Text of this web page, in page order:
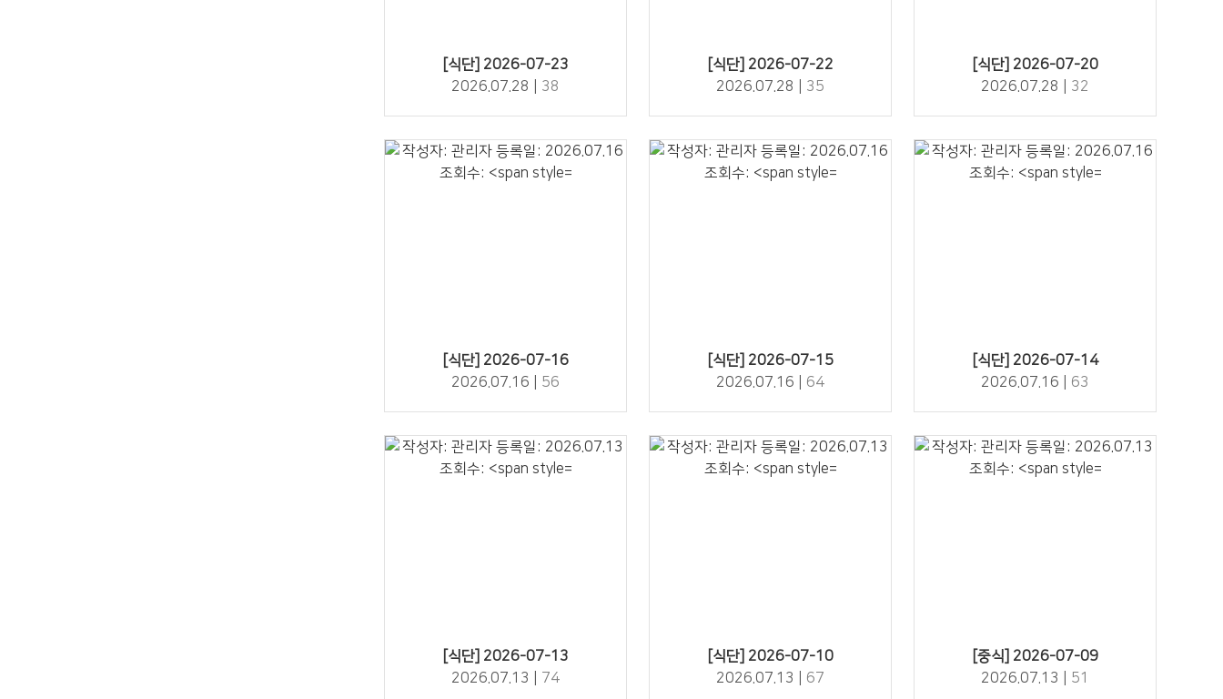
[식단] 2026-07-23
2026.07.28 | 38
[식단] 2026-07-22
2026.07.28 | 35
[식단] 2026-07-20
2026.07.28 | 32
[식단] 2026-07-16
2026.07.16 | 56
[식단] 2026-07-15
2026.07.16 | 64
[식단] 2026-07-14
2026.07.16 | 63
[식단] 2026-07-13
2026.07.13 | 74
[식단] 2026-07-10
2026.07.13 | 67
[중식] 2026-07-09
2026.07.13 | 51